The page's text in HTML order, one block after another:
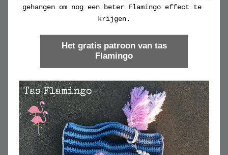
gehangen om nog een beter Flamingo effect te
krijgen.
Het gratis patroon van tas
Flamingo